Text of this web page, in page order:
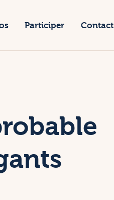
Participer Contact